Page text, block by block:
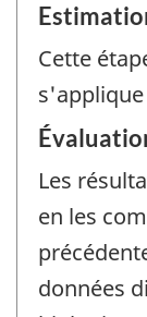
Cette
Les
en les
données